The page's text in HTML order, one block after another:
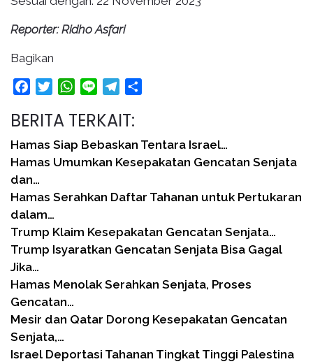
Reporter: Ridho Asfari
Bagikan
FacebookTwitterWhatsApp
Line Telegram
BERITA TERKAIT:
Hamas Siap Bebaskan Tentara Israel…
Hamas Umumkan Kesepakatan Gencatan Senjata
dan…
Hamas Serahkan Daftar Tahanan untuk Pertukaran
dalam…
Trump Klaim Kesepakatan Gencatan Senjata…
Trump Isyaratkan Gencatan Senjata Bisa Gagal
Jika…
Hamas Menolak Serahkan Senjata, Proses
Gencatan…
Mesir dan Qatar Dorong Kesepakatan Gencatan
Senjata,…
Israel Deportasi Tahanan Tingkat Tinggi Palestina